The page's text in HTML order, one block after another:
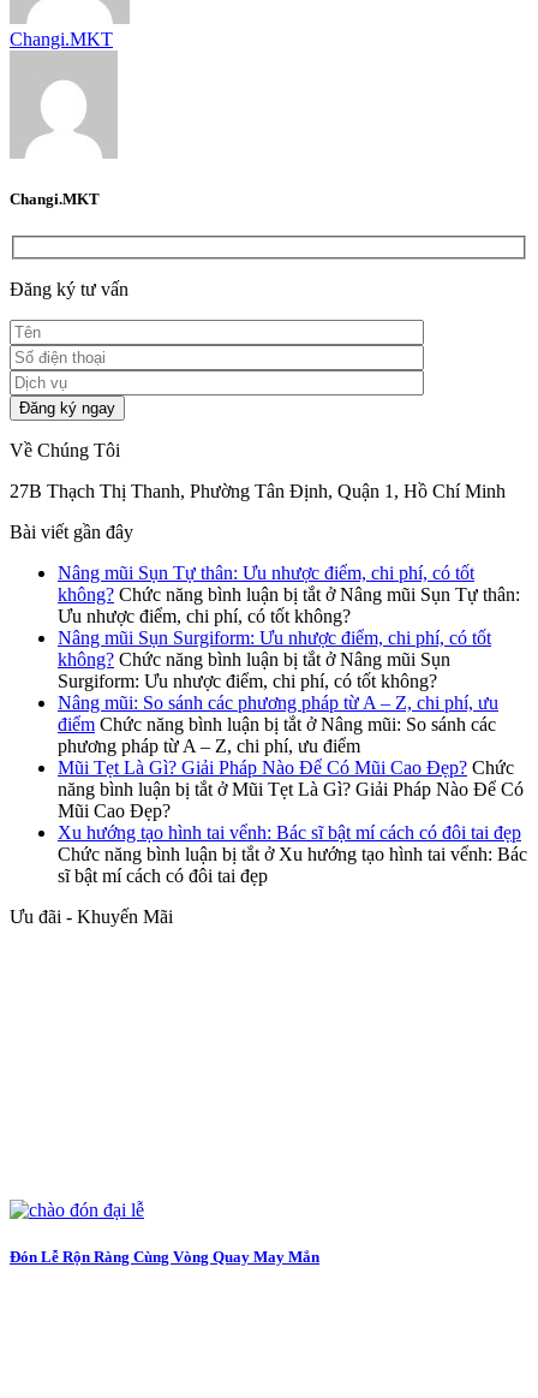
Changi.MKT
Changi.MKT
Đăng ký tư vấn
Về Chúng Tôi
27B Thạch Thị Thanh, Phường Tân Định, Quận 1, Hồ Chí Minh
Bài viết gần đây
Nâng mũi Sụn Tự thân: Ưu nhược điểm, chi phí, có tốt
không? Chức năng bình luận bị tắt ở Nâng mũi Sụn Tự thân:
Ưu nhược điểm, chi phí, có tốt không?
Nâng mũi Sụn Surgiform: Ưu nhược điểm, chi phí, có tốt
không? Chức năng bình luận bị tắt ở Nâng mũi Sụn
Surgiform: Ưu nhược điểm, chi phí, có tốt không?
Nâng mũi: So sánh các phương pháp từ A – Z, chi phí, ưu
điểm Chức năng bình luận bị tắt ở Nâng mũi: So sánh các
phương pháp từ A – Z, chi phí, ưu điểm
Mũi Tẹt Là Gì? Giải Pháp Nào Để Có Mũi Cao Đẹp? Chức
năng bình luận bị tắt ở Mũi Tẹt Là Gì? Giải Pháp Nào Để Có
Mũi Cao Đẹp?
Xu hướng tạo hình tai vểnh: Bác sĩ bật mí cách có đôi tai đẹp
Chức năng bình luận bị tắt ở Xu hướng tạo hình tai vểnh: Bác
sĩ bật mí cách có đôi tai đẹp
Ưu đãi - Khuyến Mãi
Đón Lễ Rộn Ràng Cùng Vòng Quay May Mắn